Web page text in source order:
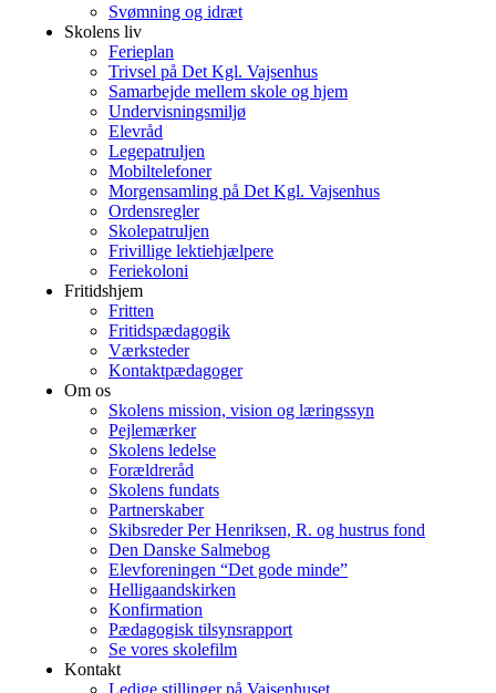
Svømning og idræt
Skolens liv
Ferieplan
Trivsel på Det Kgl. Vajsenhus
Samarbejde mellem skole og hjem
Undervisningsmiljø
Elevråd
Legepatruljen
Mobiltelefoner
Morgensamling på Det Kgl. Vajsenhus
Ordensregler
Skolepatruljen
Frivillige lektiehjælpere
Feriekoloni
Fritidshjem
Fritten
Fritidspædagogik
Værksteder
Kontaktpædagoger
Om os
Skolens mission, vision og læringssyn
Pejlemærker
Skolens ledelse
Forældreråd
Skolens fundats
Partnerskaber
Skibsreder Per Henriksen, R. og hustrus fond
Den Danske Salmebog
Elevforeningen “Det gode minde”
Helligaandskirken
Konfirmation
Pædagogisk tilsynsrapport
Se vores skolefilm
Kontakt
Ledige stillinger på Vajsenhuset